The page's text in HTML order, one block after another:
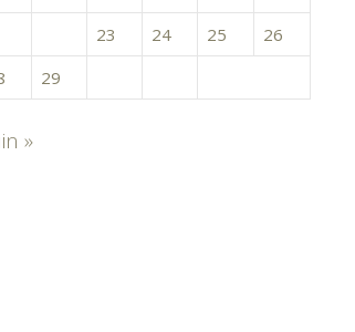
23 24 25
26
29
»